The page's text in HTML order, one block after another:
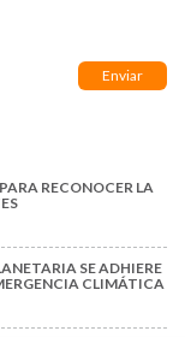
RECONOCER LA
SE ADHIERE
CLIMÁTICA